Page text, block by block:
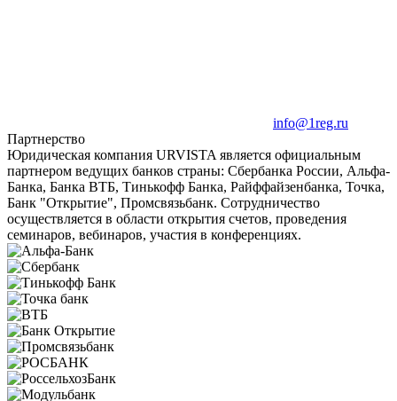
info@1reg.ru
Партнерство
Юридическая компания URVISTA является официальным
партнером ведущих банков страны: Сбербанка России, Альфа-
Банка, Банка ВТБ, Тинькофф Банка, Райффайзенбанка, Точка,
Банк "Открытие", Промсвязьбанк. Сотрудничество
осуществляется в области открытия счетов, проведения
семинаров, вебинаров, участия в конференциях.